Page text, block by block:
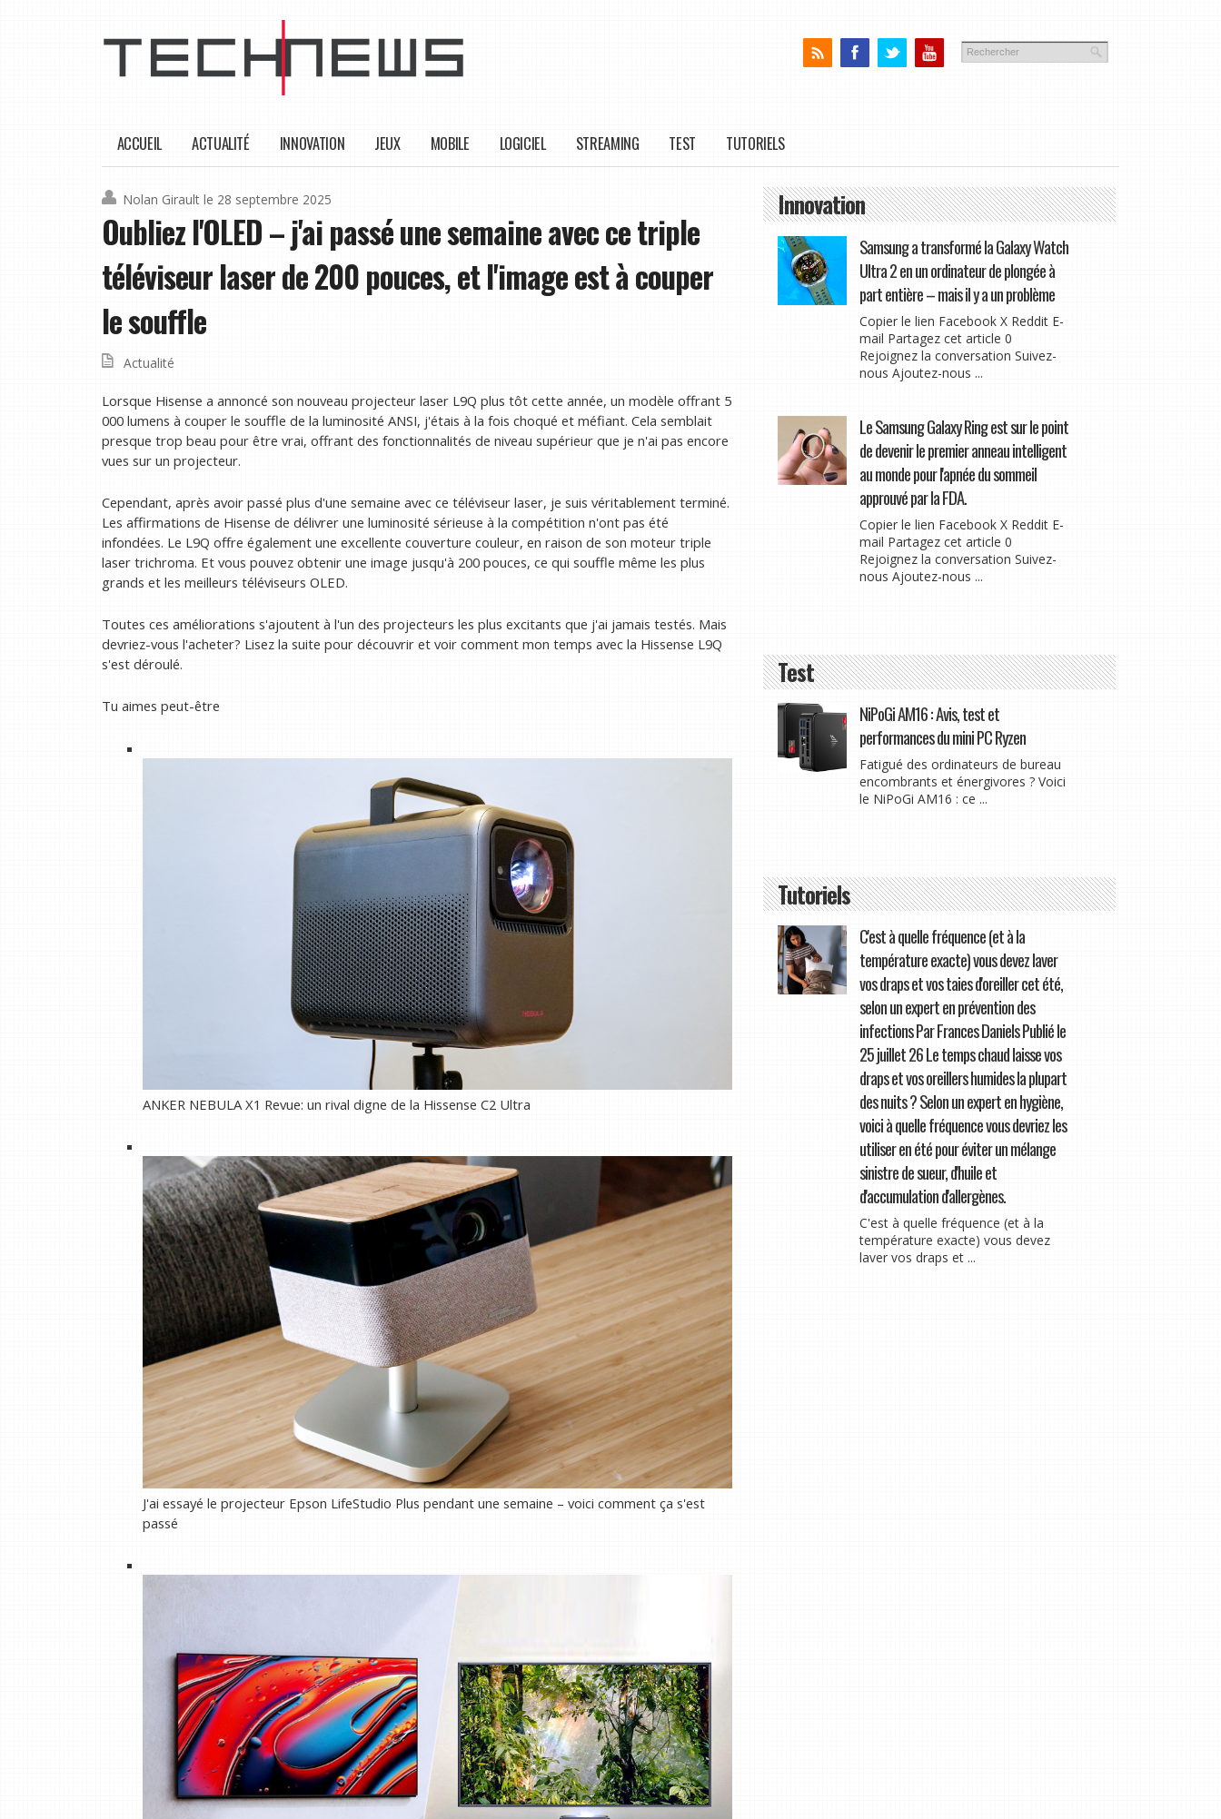
ACCUEIL ACTUALITÉ INNOVATION JEUX MOBILE LOGICIEL STREAMING TEST TUTORIELS
Nolan Girault le 28 septembre 2025
Oubliez l'OLED – j'ai passé une semaine avec ce triple
téléviseur laser de 200 pouces, et l'image est à couper
le souffle
Actualité
Lorsque Hisense a annoncé son nouveau projecteur laser L9Q plus tôt cette année, un modèle offrant 5
000 lumens à couper le souffle de la luminosité ANSI, j'étais à la fois choqué et méfiant. Cela semblait
presque trop beau pour être vrai, offrant des fonctionnalités de niveau supérieur que je n'ai pas encore
vues sur un projecteur.
Cependant, après avoir passé plus d'une semaine avec ce téléviseur laser, je suis véritablement terminé.
Les affirmations de Hisense de délivrer une luminosité sérieuse à la compétition n'ont pas été
infondées. Le L9Q offre également une excellente couverture couleur, en raison de son moteur triple
laser trichroma. Et vous pouvez obtenir une image jusqu'à 200 pouces, ce qui souffle même les plus
grands et les meilleurs téléviseurs OLED.
Toutes ces améliorations s'ajoutent à l'un des projecteurs les plus excitants que j'ai jamais testés. Mais
devriez-vous l'acheter? Lisez la suite pour découvrir et voir comment mon temps avec la Hissense L9Q
s'est déroulé.
Tu aimes peut-être
ANKER NEBULA X1 Revue: un rival digne de la Hissense C2 Ultra
J'ai essayé le projecteur Epson LifeStudio Plus pendant une semaine – voici comment ça s'est
passé
Innovation
Samsung a transformé la Galaxy Watch
Ultra 2 en un ordinateur de plongée à
part entière – mais il y a un problème
Copier le lien Facebook X Reddit E-
mail Partagez cet article 0
Rejoignez la conversation Suivez-
nous Ajoutez-nous ...
Le Samsung Galaxy Ring est sur le point
de devenir le premier anneau intelligent
au monde pour l'apnée du sommeil
approuvé par la FDA.
Copier le lien Facebook X Reddit E-
mail Partagez cet article 0
Rejoignez la conversation Suivez-
nous Ajoutez-nous ...
Test
NiPoGi AM16 : Avis, test et
performances du mini PC Ryzen
Fatigué des ordinateurs de bureau
encombrants et énergivores ? Voici
le NiPoGi AM16 : ce ...
Tutoriels
C'est à quelle fréquence (et à la
température exacte) vous devez laver
vos draps et vos taies d'oreiller cet été,
selon un expert en prévention des
infections Par Frances Daniels Publié le
25 juillet 26 Le temps chaud laisse vos
draps et vos oreillers humides la plupart
des nuits ? Selon un expert en hygiène,
voici à quelle fréquence vous devriez les
utiliser en été pour éviter un mélange
sinistre de sueur, d'huile et
d'accumulation d'allergènes.
C'est à quelle fréquence (et à la
température exacte) vous devez
laver vos draps et ...